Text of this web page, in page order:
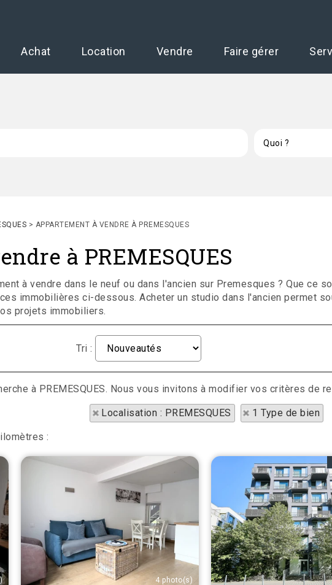
Achat Location Vendre Faire gérer
> APPARTEMENT À VENDRE À PREMESQUES
à PREMESQUES
à vendre dans le neuf ou dans l'ancien sur Premesques ? Que ce
immobilières ci-dessous. Acheter un studio dans l'ancien permet
projets immobiliers.
Tri :
à PREMESQUES. Nous vous invitons à modifier vos critères de
Localisation : PREMESQUES 1 Type de bien
:
4 photo(s)